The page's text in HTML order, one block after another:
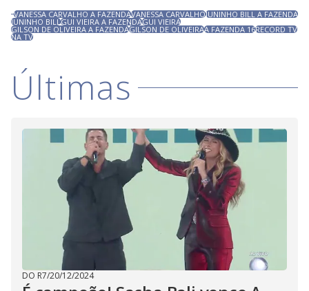
VANESSA CARVALHO A FAZENDAVANESSA CARVALHOJUNINHO BILL A FAZENDA
JUNINHO BILLGUI VIEIRA A FAZENDAGUI VIEIRA
GILSON DE OLIVEIRA A FAZENDAGILSON DE OLIVEIRAA FAZENDA 16RECORD TV
NA TV
Últimas
DO R7/20/12/2024